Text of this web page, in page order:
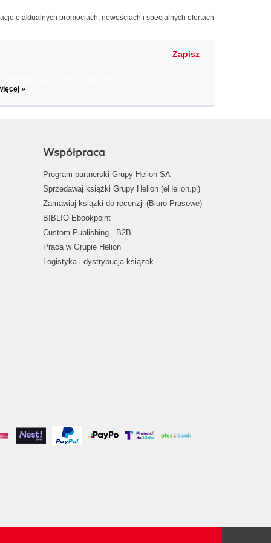
o aktualnych promocjach, nowościach i specjalnych ofertach
Zapisz
»
Współpraca
Program partnerski Grupy Helion SA
Sprzedawaj książki Grupy Helion (eHelion.pl)
Zamawiaj książki do recenzji (Biuro Prasowe)
BIBLIO Ebookpoint
Custom Publishing - B2B
Praca w Grupie Helion
Logistyka i dystrybucja książek